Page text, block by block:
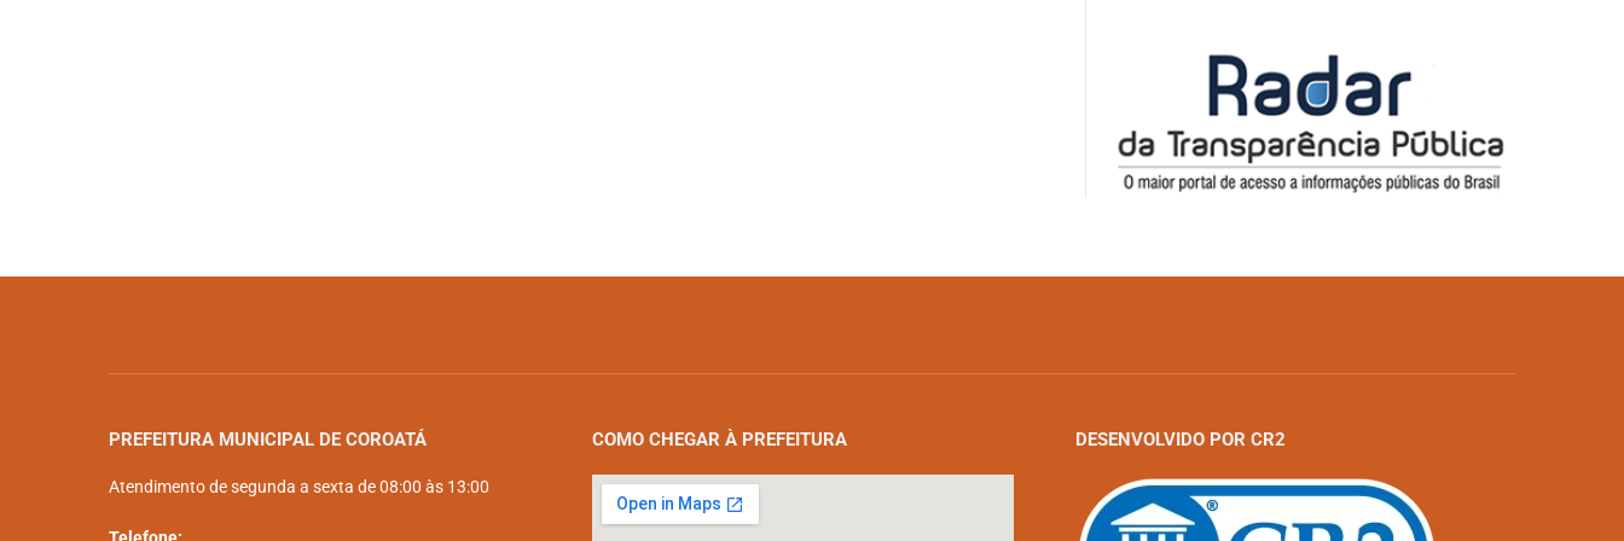
PREFEITURA MUNICIPAL DE COROATÁ
Atendimento de segunda a sexta de 08:00 às 13:00
COMO CHEGAR À PREFEITURA DESENVOLVIDO POR CR2